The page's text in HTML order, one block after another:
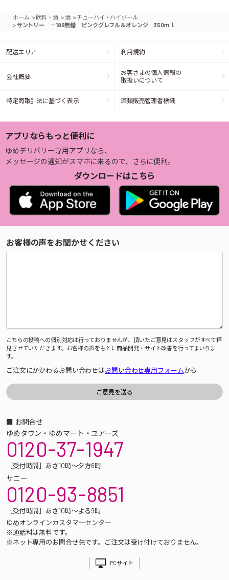
ホーム >飲料・酒 > 酒 >チューハイ・ハイボール
> サントリー －196無糖 ピンクグレフル＆オレンジ 350ｍｌ
配送エリア 利用規約
会社概要
お客さまの個人情報の
取扱いについて
特定商取引法に基づく表示 酒類販売管理者標識
アプリならもっと便利に
ゆめデリバリー専用アプリなら、
メッセージの通知がスマホに来るので、さらに便利。
ダウンロードはこちら
お客様の声をお聞かせください
こちらの投稿への個別対応は行っておりませんが、頂いたご意見はスタッフがすべて拝
見させていただきます。お客様の声をもとに商品開発・サイト改善を行ってまいりま
す。
ご注文にかかわるお問い合わせはお問い合わせ専用フォームから
■ お問合せ
ゆめタウン・ゆめマート・ユアーズ
0120-37-1947
［受付時間］あさ10時～夕方6時
サニー
0120-93-8851
［受付時間］あさ10時～よる9時
ゆめオンラインカスタマーセンター
※通話料は無料です。
※ネット専用のお問合せ先です。ご注文は受け付けておりません。
PCサイト